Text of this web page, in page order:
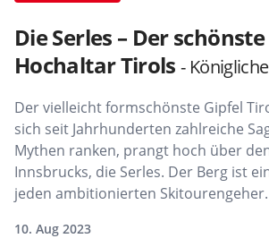
Die Serles – Der schönste
Hochaltar Tirols-
Der vielleicht formschönste Gipfel
sich seit Jahrhunderten zahlreiche
Mythen ranken, prangt hoch über
Innsbrucks, die Serles. Der Berg ist
jeden ambitionierten Skitourengeher.
10. Aug 2023